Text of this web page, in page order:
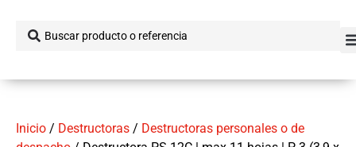
Inicio / Destructoras / Destructoras personales o de